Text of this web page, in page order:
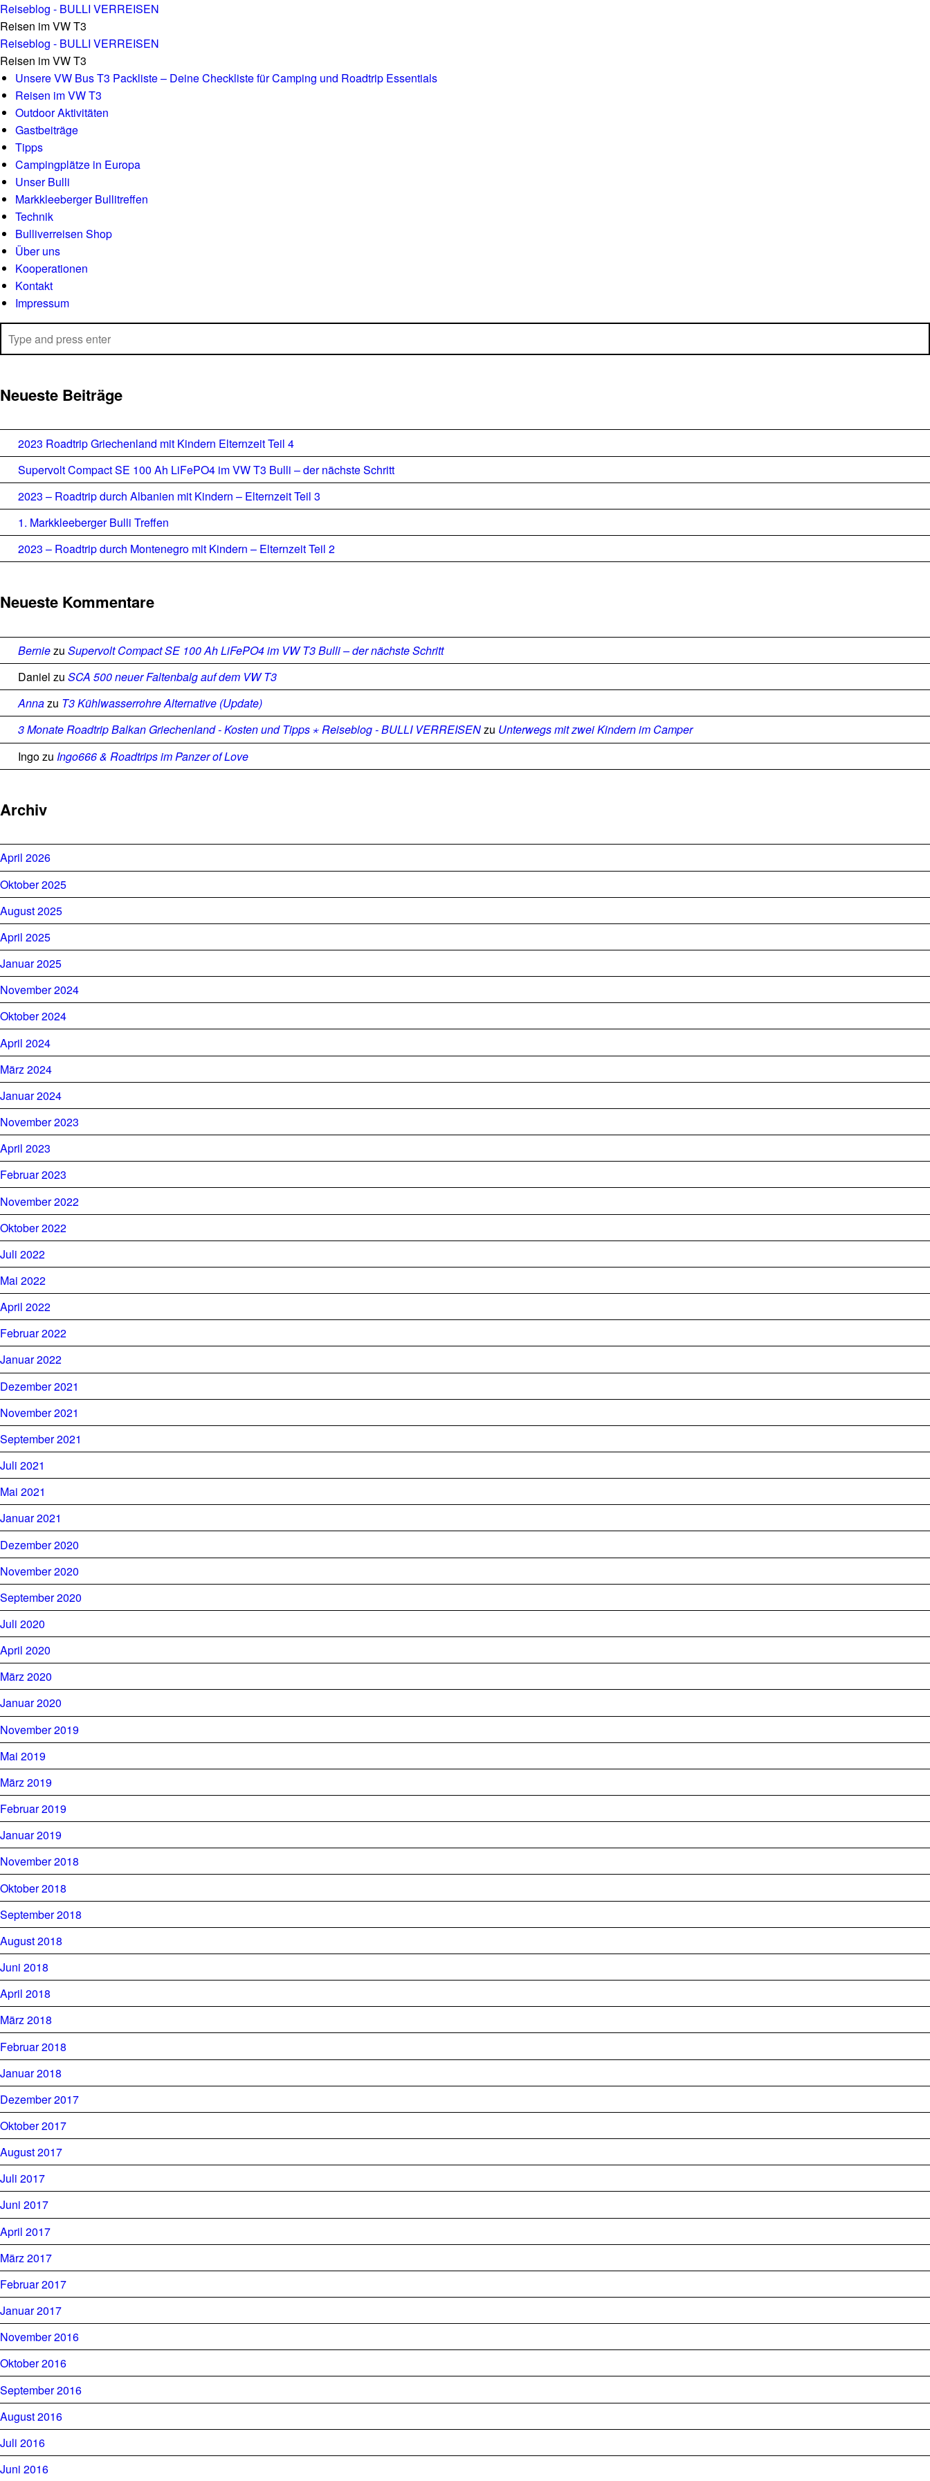
und dann ordentlich fest tackern ⋆ Reiseblog - BULLI VERREISEN
Reiseblog - BULLI VERREISEN
Reisen im VW T3
und dann ordentlich fest tackern ⋆ Reiseblog - BULLI VERREISEN
Reiseblog - BULLI VERREISEN
Reisen im VW T3
Skip to contentUnsere VW Bus T3 Packliste – Deine Checkliste für Camping und Roadtrip Essentials
Reisen im VW T3
Outdoor Aktivitäten
Gastbeiträge
Tipps
Campingplätze in Europa
Unser Bulli
Markkleeberger Bullitreffen
Technik
Bulliverreisen Shop
Über uns
Kooperationen
Kontakt
Impressum
Search
Neueste Beiträge
2023 Roadtrip Griechenland mit Kindern Elternzeit Teil 4
Supervolt Compact SE 100 Ah LiFePO4 im VW T3 Bulli – der nächste Schritt
2023 – Roadtrip durch Albanien mit Kindern – Elternzeit Teil 3
1. Markkleeberger Bulli Treffen
2023 – Roadtrip durch Montenegro mit Kindern – Elternzeit Teil 2
Neueste Kommentare
Berniezu Supervolt Compact SE 100 Ah LiFePO4 im VW T3 Bulli – der nächste Schritt
Daniel zu SCA 500 neuer Faltenbalg auf dem VW T3
Annazu T3 Kühlwasserrohre Alternative (Update)
3 Monate Roadtrip Balkan Griechenland - Kosten und Tipps ⋆ Reiseblog - BULLI VERREISENzu Unterwegs mit zwei Kindern im Camper
Ingozu Ingo666 & Roadtrips im Panzer of Love
Archiv
April 2026
Oktober 2025
August 2025
April 2025
Januar 2025
November 2024
Oktober 2024
April 2024
März 2024
Januar 2024
November 2023
April 2023
Februar 2023
November 2022
Oktober 2022
Juli 2022
Mai 2022
April 2022
Februar 2022
Januar 2022
Dezember 2021
November 2021
September 2021
Juli 2021
Mai 2021
Januar 2021
Dezember 2020
November 2020
September 2020
Juli 2020
April 2020
März 2020
Januar 2020
November 2019
Mai 2019
März 2019
Februar 2019
Januar 2019
November 2018
Oktober 2018
September 2018
August 2018
Juni 2018
April 2018
März 2018
Februar 2018
Januar 2018
Dezember 2017
Oktober 2017
August 2017
Juli 2017
Juni 2017
April 2017
März 2017
Februar 2017
Januar 2017
November 2016
Oktober 2016
September 2016
August 2016
Juli 2016
Juni 2016